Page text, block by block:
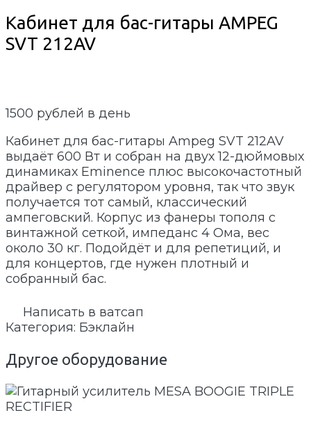
Кабинет для бас-гитары AMPEG
SVT 212AV
1500 рублей в день
Кабинет для бас-гитары Ampeg SVT 212AV
выдаёт 600 Вт и собран на двух 12-дюймовых
динамиках Eminence плюс высокочастотный
драйвер с регулятором уровня, так что звук
получается тот самый, классический
ампеговский. Корпус из фанеры тополя с
винтажной сеткой, импеданс 4 Ома, вес
около 30 кг. Подойдёт и для репетиций, и
для концертов, где нужен плотный и
собранный бас.
Написать в ватсап
Категория: Бэклайн
Другое оборудование